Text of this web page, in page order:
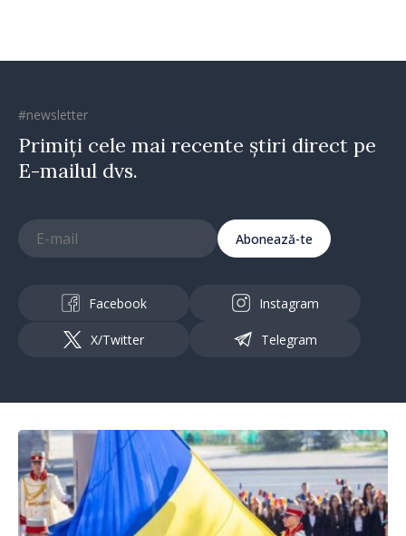
#newsletter
Primiți cele mai recente știri direct pe
E-mailul dvs.
Abonează-te
Facebook Instagram
X/Twitter Telegram